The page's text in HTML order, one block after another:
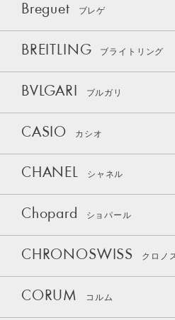
Breguet ブレゲ
BREITLING ブライトリング
BVLGARI ブルガリ
CASIO カシオ
CHANEL シャネル
Chopard ショパール
CHRONOSWISS クロノ
CORUM コルム